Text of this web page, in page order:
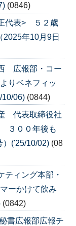
(0846)
代表> ５２歳
年10月9日
広報部・コー
りベネフィッ
10/06) (0844)
代表取締役社
００年後も
）('25/10/02) (08
ィング本部・
ーかけて飲み
(0842)
書広報部広報チ